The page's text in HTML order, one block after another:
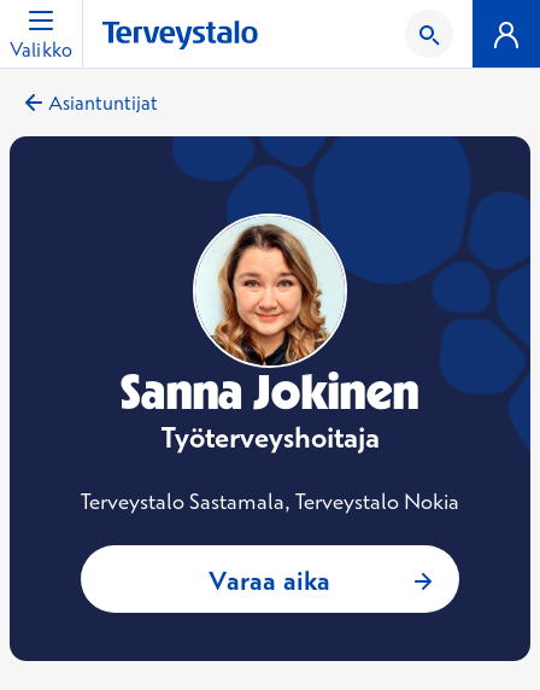
Valikko
Asiantuntijat
Sanna Jokinen
Työterveyshoitaja
Terveystalo Sastamala, Terveystalo Nokia
Varaa aika : Sanna Jokinen,